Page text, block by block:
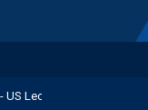
Lecce